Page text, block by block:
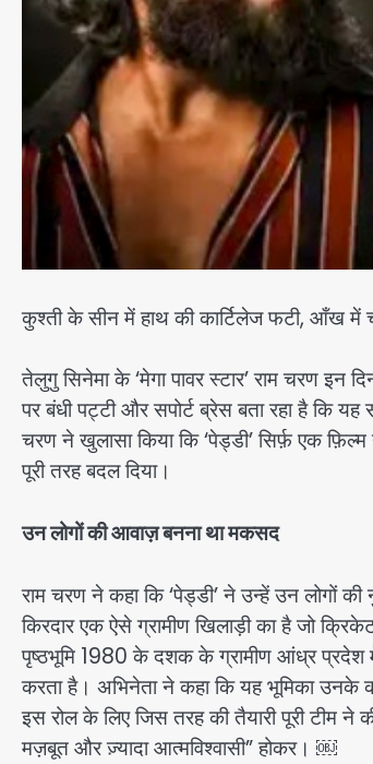
कुश्ती के सीन में हाथ की कार्टिलेज फटी, आँख में
तेलुगु सिनेमा के ‘मेगा पावर स्टार’ राम चरण इन
पर बंधी पट्टी और सपोर्ट ब्रेस बता रहा है कि
चरण ने खुलासा किया कि ‘पेड्डी’ सिर्फ़ एक
पूरी तरह बदल दिया।
उन लोगों की आवाज़ बनना था मकसद
राम चरण ने कहा कि ‘पेड्डी’ ने उन्हें उन लोगों
किरदार एक ऐसे ग्रामीण खिलाड़ी का है जो
पृष्ठभूमि 1980 के दशक के ग्रामीण आंध्र प्रदेश
करता है। अभिनेता ने कहा कि यह भूमिका उनके
इस रोल के लिए जिस तरह की तैयारी पूरी टीम
मज़बूत और ज़्यादा आत्मविश्वासी” होकर। ￼